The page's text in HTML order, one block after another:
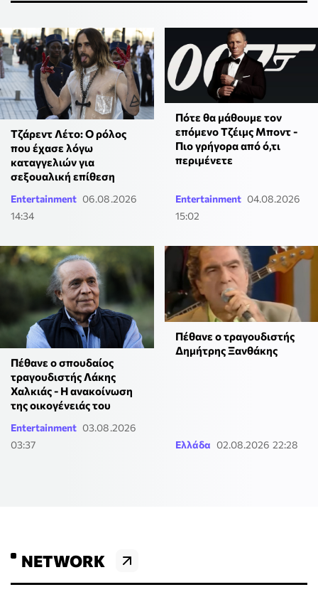
Τζάρεντ Λέτο: Ο ρόλος
που έχασε λόγω
καταγγελιών για
σεξουαλική επίθεση
Entertainment 06.08.2026
14:34
Πότε θα μάθουμε τον
επόμενο Τζέιμς Μποντ -
Πιο γρήγορα από ό,τι
περιμένετε
Entertainment 04.08.2026
15:02
Πέθανε ο σπουδαίος
τραγουδιστής Λάκης
Χαλκιάς - Η ανακοίνωση
της οικογένειάς του
Entertainment 03.08.2026
03:37
Πέθανε ο τραγουδιστής
Δημήτρης Ξανθάκης
Ελλάδα 02.08.2026 22:28
NETWORK